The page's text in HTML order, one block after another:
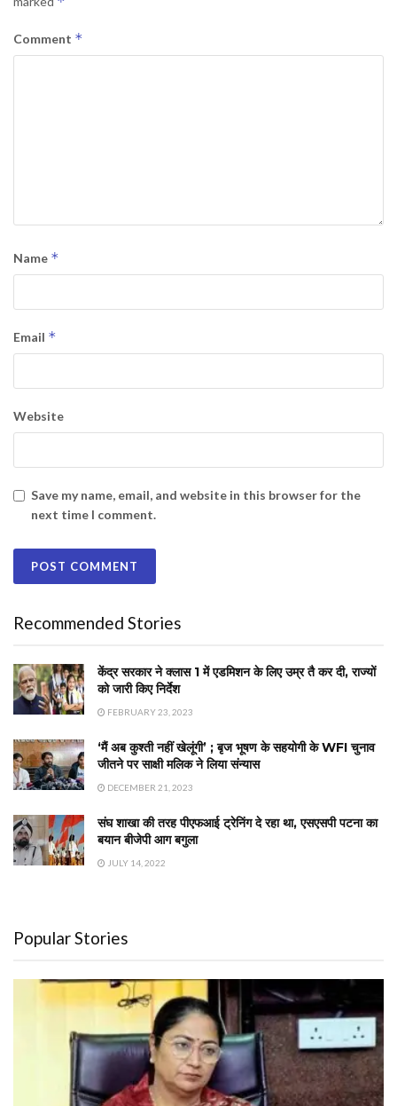
Comment *
Name *
Email *
Website
Save my name, email, and website in this browser for the
next time I comment.
Recommended Stories
केंद्र सरकार ने क्लास 1 में एडमिशन के लिए उम्र तै कर दी, राज्यों
को जारी किए निर्देश
FEBRUARY 23, 2023
‘मैं अब कुश्ती नहीं खेलूंगी’ ; बृज भूषण के सहयोगी के WFI चुनाव
जीतने पर साक्षी मलिक ने लिया संन्यास
DECEMBER 21, 2023
संघ शाखा की तरह पीएफआई ट्रेनिंग दे रहा था, एसएसपी पटना का
बयान बीजेपी आग बगुला
JULY 14, 2022
Popular Stories